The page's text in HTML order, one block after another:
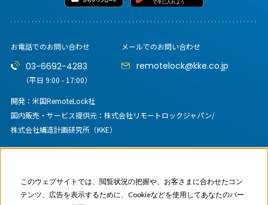
このウェブサイトでは、閲覧状況の把握や、お客さまに合わせたコン
テンツ、広告を表示するために、Cookieなどを使用してあなたのパー
お電話でのお問い合わせ
03-6692-4283
（平日 9:00 - 17:00）
メールでのお問い合わせ
remotelock@kke.co.jp
開発：米国RemoteLock社
国内販売・サービス提供元： 株式会社リモートロックジャパン/
株式会社構造計画研究所（KKE）
株式会社リモートロックジャパン
コーポレートサイト